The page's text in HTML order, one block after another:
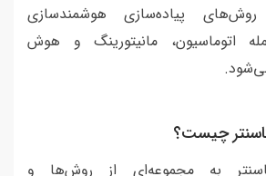
پیاده‌سازی هوشمندسازی
اتوماسیون، مانیتورینگ و هوش
چیست؟
به مجموعه‌ای از روش‌ها و